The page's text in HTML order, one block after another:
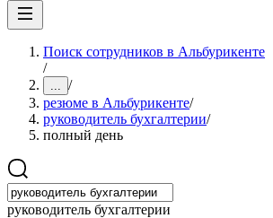
Поиск сотрудников в Альбурикенте
/
... /
резюме в Альбурикенте/
руководитель бухгалтерии/
полный день
руководитель бухгалтерии